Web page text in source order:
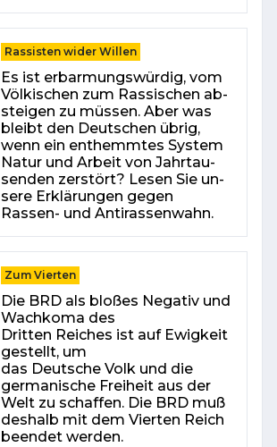
Rassisten wider Willen
Es ist er­bar­mungs­wür­dig, vom
Völ­ki­schen zum Ras­si­schen ab­
stei­gen zu müs­sen. Aber was
bleibt den Deut­schen üb­rig,
wenn ein ent­hemm­tes Sys­tem
Na­tur und Ar­beit von Jahr­tau­
sen­den zer­stört? Le­sen Sie un­
se­re Er­klä­run­gen ge­gen
Rassen- und An­ti­ras­sen­wahn.
Zum Vierten
Die BRD als bloßes Negativ und
Wachkoma des
Dritten Reiches ist auf Ewigkeit
gestellt, um
das Deutsche Volk und die
germanische Freiheit aus der
Welt zu schaffen. Die BRD muß
deshalb mit dem Vierten Reich
beendet werden.